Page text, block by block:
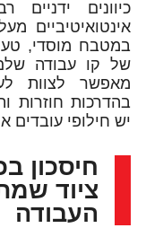
כיוונים
אינטואיטיביים
במטבח מוסדי,
של קו עבודה
מאפשר לצוות
בהדרכות חוזרות
יש חילופי עובדים
חיסכון
ציוד
העבודה